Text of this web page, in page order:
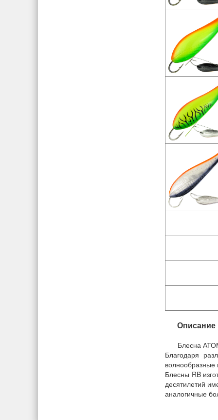
Описание
Блесна
Благодаря
волнообразные
Блесны RB
десятилетий
аналогичные